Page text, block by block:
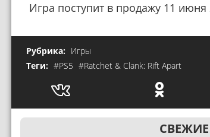
Игра поступит в продажу 11 июня
Рубрика: Игры
Теги: #PS5 #Ratchet & Clank: Rift Apart